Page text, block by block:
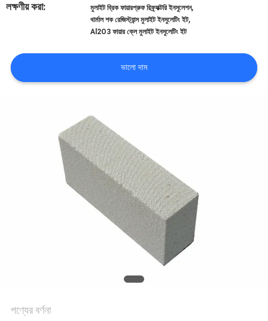
যোগাযোগ
লক্ষণীয় করা:
মুলাইট ব্রিক ফায়ারপ্রুফ রিফ্র্যাক্টরি ইনসুলেশন,
থার্মাল শক রেজিস্ট্যান্স মুলাইট ইনসুলেটিং ইট,
Al2O3 ফায়ার ক্লে মুলাইট ইনসুলেটিং ইট
ভালো দাম
পণ্যের বর্ণনা